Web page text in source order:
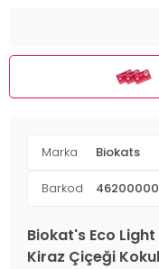
Marka Biokats
Barkod
Biokat's Eco
Kiraz Çiçeği